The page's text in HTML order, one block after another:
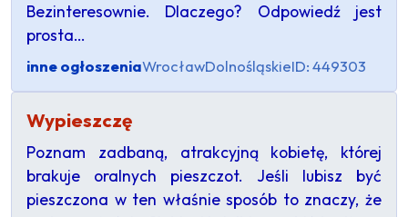
Bezinteresownie. Dlaczego? Odpowiedź jest
prosta…
inne ogłoszeniaWrocławDolnośląskieID: 449303
Wypieszczę
Poznam zadbaną, atrakcyjną kobietę, której
brakuje oralnych pieszczot. Jeśli lubisz być
pieszczona w ten właśnie sposób to znaczy, że